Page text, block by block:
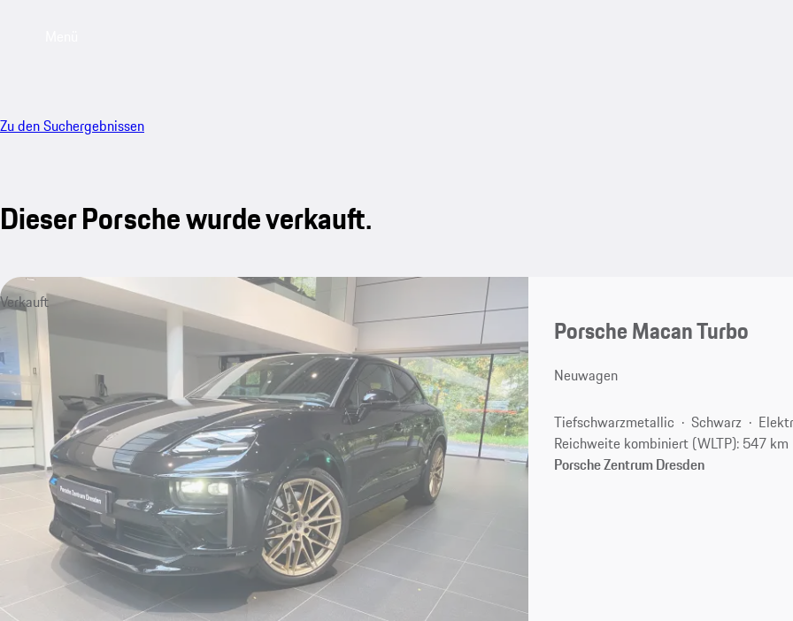
Zu den Suchergebnissen
Dieser Porsche wurde verkauft.
Verkauft
Porsche Macan Turbo
Neuwagen
Tiefschwarzmetallic Schwarz
Reichweite kombiniert (WLTP): 547 km
Porsche Zentrum Dresden